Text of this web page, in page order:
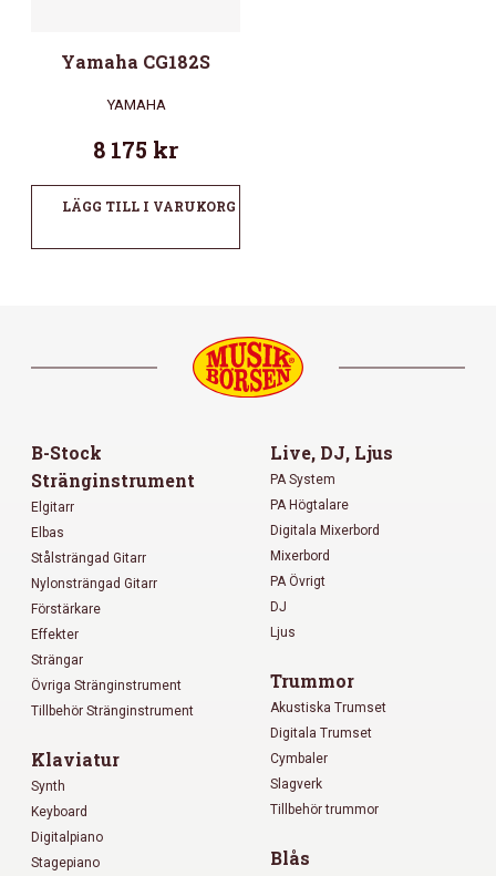
Yamaha CG182S
YAMAHA
8 175 kr
LÄGG TILL I VARUKORG
B-Stock
Stränginstrument
Elgitarr
Elbas
Stålsträngad Gitarr
Nylonsträngad Gitarr
Förstärkare
Effekter
Strängar
Övriga Stränginstrument
Tillbehör Stränginstrument
Klaviatur
Synth
Keyboard
Digitalpiano
Stagepiano
Live, DJ, Ljus
PA System
PA Högtalare
Digitala Mixerbord
Mixerbord
PA Övrigt
DJ
Ljus
Trummor
Akustiska Trumset
Digitala Trumset
Cymbaler
Slagverk
Tillbehör trummor
Blås